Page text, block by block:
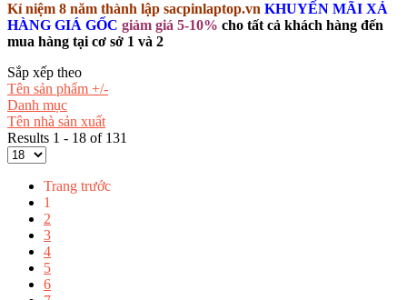
Kỉ niệm 8 năm thành lập sacpinlaptop.vn KHUYẾN MÃI XẢ
HÀNG GIÁ GỐC giảm giá 5-10% cho tất cả khách hàng đến
mua hàng tại cơ sở 1 và 2
Sắp xếp theo
Tên sản phẩm +/-
Danh mục
Tên nhà sản xuất
Results 1 - 18 of 131
Trang trước
1
2
3
4
5
6